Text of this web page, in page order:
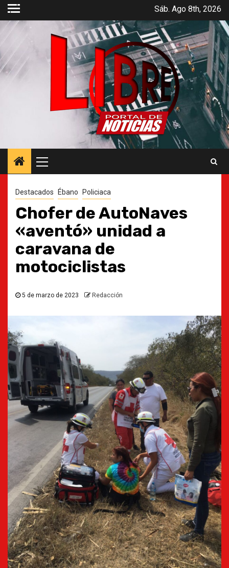
Saltar
contenido
Sáb. Ago 8th, 2026
principal
Destacados Ébano Policiaca
Chofer de AutoNaves
«aventó» unidad a
caravana de
motociclistas
5 de marzo de 2023 Redacción